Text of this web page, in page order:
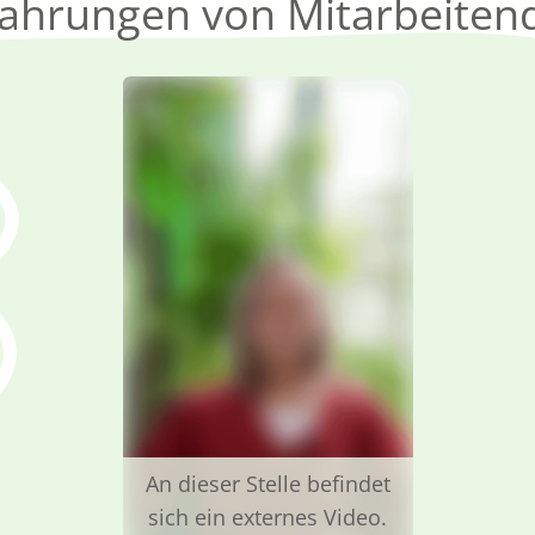
von
An dieser Stelle befindet
sich ein externes Video.